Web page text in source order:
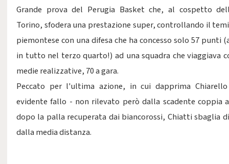
Grande prova del Perugia Basket che, al cospetto
Torino, sfodera una prestazione super, controllando il
piemontese con una difesa che ha concesso solo 57 punti
in tutto nel terzo quarto!) ad una squadra che viaggiava
medie realizzative, 70 a gara.
Peccato per l'ultima azione, in cui dapprima
evidente fallo - non rilevato però dalla scadente coppia
dopo la palla recuperata dai biancorossi, Chiatti sbaglia
dalla media distanza.